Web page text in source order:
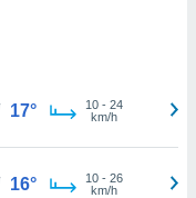
17° 10- 24
km/h
16° 10- 26
km/h